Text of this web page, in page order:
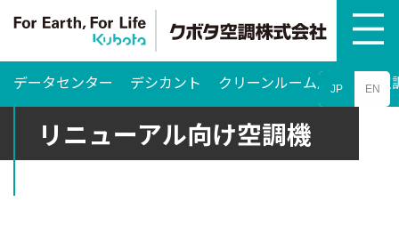
JP EN
データセンター デシカント クリーンルーム用 特殊
リニューアル向け空調機